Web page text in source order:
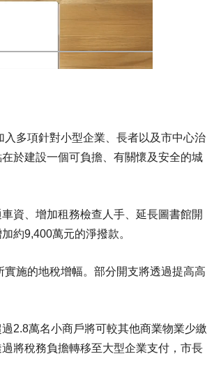
多項針對小型企業、長者以及市中心治
於建設一個可負擔、有關懷及安全的城
資、增加租務檢查人手、延長圖書館開
約9,400萬元的淨撥款。
施的地稅增幅。部分開支將透過提高高
2.8萬名小商戶將可較其他商業物業少繳
將稅務負擔轉移至大型企業支付，市長